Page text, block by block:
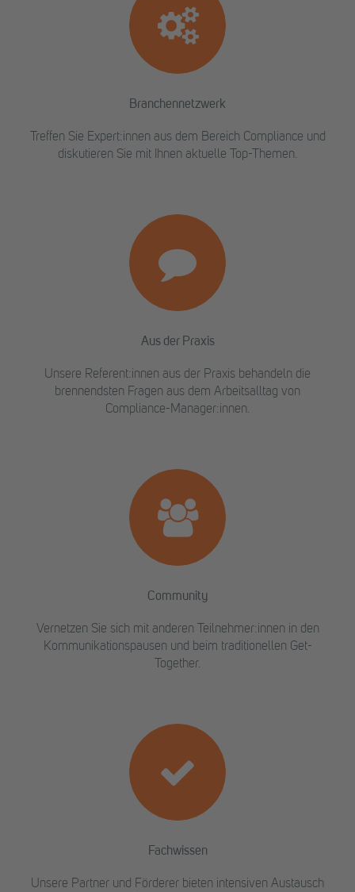
Branchennetzwerk
Treffen Sie Expert:innen aus dem Bereich Compliance und
diskutieren Sie mit Ihnen aktuelle Top-Themen.
Aus der Praxis
Unsere Referent:innen aus der Praxis behandeln die
brennendsten Fragen aus dem Arbeitsalltag von
Compliance-Manager:innen.
Community
Vernetzen Sie sich mit anderen Teilnehmer:innen in den
Kommunikationspausen und beim traditionellen Get-
Together.
Fachwissen
Unsere Partner und Förderer bieten intensiven Austausch